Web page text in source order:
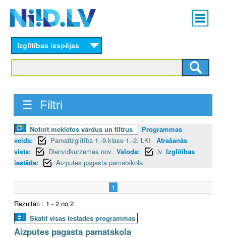
content
Main
menu
Izglītības iespējas
☰ Filtri
Notīrīt meklētos vārdus un filtrus
Programmas
veids:
Pamatizglītība 1.-9.klase 1.-2. LKI
Atrašanās
vieta:
Dienvidkurzemes nov. Valoda: lv Izglītības
iestāde:
Aizputes pagasta pamatskola
1
Rezultāti : 1 - 2 no 2
Skatīt visas iestādes programmas
Aizputes pagasta pamatskola